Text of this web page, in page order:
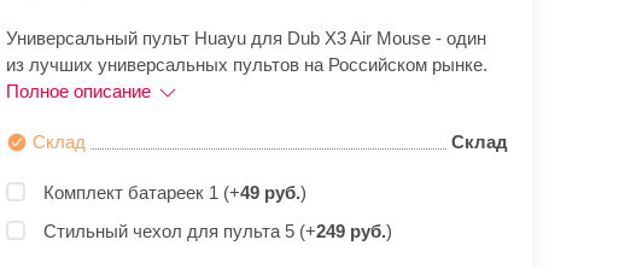
Универсальный пульт Huayu для Dub X3 Air Mouse - один
из лучших универсальных пультов на Российском рынке.
Полное описание
Склад Склад
Комплект батареек 1 (+49 руб.)
Стильный чехол для пульта 5 (+249 руб.)